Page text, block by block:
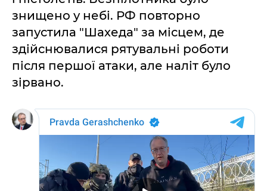
знищено у небі. РФ повторно
запустила "Шахеда" за місцем, де
здійснювалися рятувальні роботи
після першої атаки, але наліт було
зірвано.